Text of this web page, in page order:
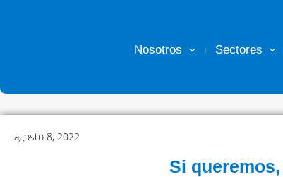
Nosotros Sectores
agosto 8, 2022
Si